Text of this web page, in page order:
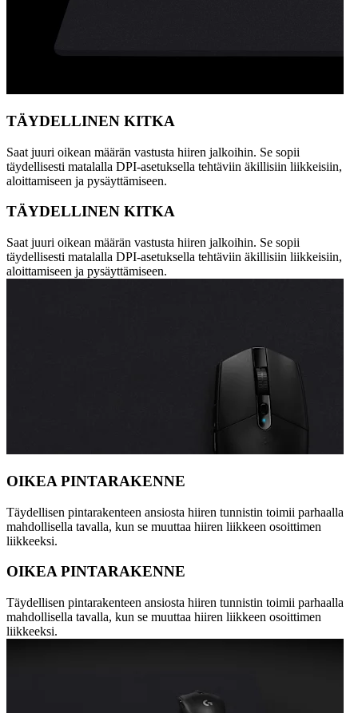
TÄYDELLINEN KITKA
Saat juuri oikean määrän vastusta hiiren jalkoihin. Se sopii
täydellisesti matalalla DPI-asetuksella tehtäviin äkillisiin liikkeisiin,
aloittamiseen ja pysäyttämiseen.
TÄYDELLINEN KITKA
Saat juuri oikean määrän vastusta hiiren jalkoihin. Se sopii
täydellisesti matalalla DPI-asetuksella tehtäviin äkillisiin liikkeisiin,
aloittamiseen ja pysäyttämiseen.
OIKEA PINTARAKENNE
Täydellisen pintarakenteen ansiosta hiiren tunnistin toimii parhaalla
mahdollisella tavalla, kun se muuttaa hiiren liikkeen osoittimen
liikkeeksi.
OIKEA PINTARAKENNE
Täydellisen pintarakenteen ansiosta hiiren tunnistin toimii parhaalla
mahdollisella tavalla, kun se muuttaa hiiren liikkeen osoittimen
liikkeeksi.